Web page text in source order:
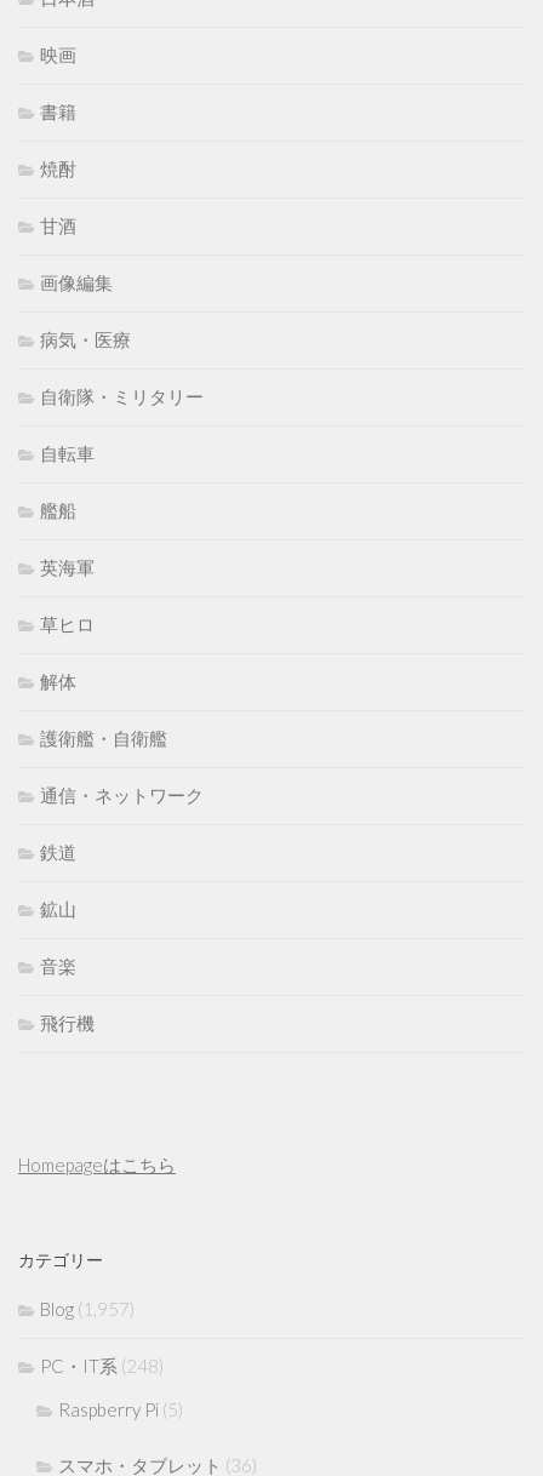
映画
書籍
焼酎
甘酒
画像編集
病気・医療
自衛隊・ミリタリー
自転車
艦船
英海軍
草ヒロ
解体
護衛艦・自衛艦
通信・ネットワーク
鉄道
鉱山
音楽
飛行機
Homepageはこちら
カテゴリー
Blog (1,957)
PC・IT系 (248)
Raspberry Pi (5)
スマホ・タブレット (36)